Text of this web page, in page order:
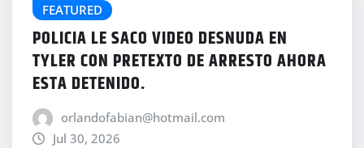
FEATURED
POLICIA LE SACO VIDEO DESNUDA EN
TYLER CON PRETEXTO DE ARRESTO AHORA
ESTA DETENIDO.
orlandofabian@hotmail.com
Jul 30, 2026